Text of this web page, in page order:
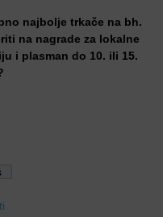
najbolje trkače na bh.
na nagrade za lokalne
i plasman do 10. ili 15.